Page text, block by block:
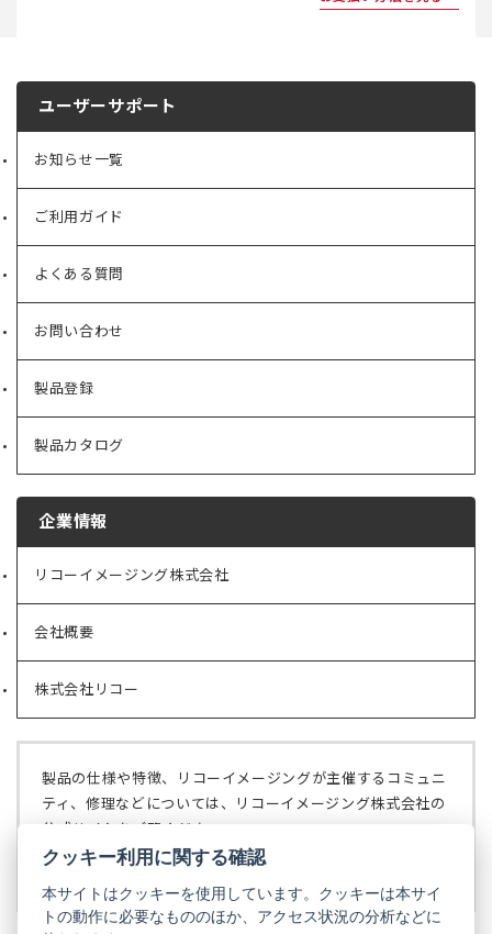
ユーザーサポート
お知らせ一覧
ご利用ガイド
よくある質問
お問い合わせ
製品登録
製品カタログ
企業情報
リコーイメージング株式会社
（新
タ
ブ
で
開
く）
会社概要
（新
タ
ブ
で
く）
株式会社リコー
（新
ブ
で
開
製品の仕様や特徴、リコーイメージングが主催するコミュニ
ティ、修理などについては、リコーイメージング株式会社の
公式サイトをご覧ください。
リコーイメージング株式会社の公式サイト
（新
し
い
タ
クッキー利用に関する確認
本サイトはクッキーを使用しています。クッキーは本サイ
トの動作に必要なもののほか、アクセス状況の分析などに